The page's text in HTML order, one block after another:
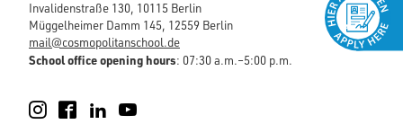
Invalidenstraße 130, 10115 Berlin
Müggelheimer Damm 145, 12559 Berlin
mail@cosmopolitanschool.de
School office opening hours: 07:30 a.m.–5:00 p.m.
Instagram
FacebookLinkedIn